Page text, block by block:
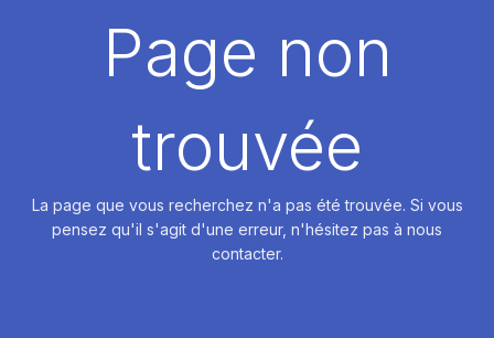
DÉMARRER
Page non
trouvée
La page que vous recherchez n'a pas été trouvée. Si vous
pensez qu'il s'agit d'une erreur, n'hésitez pas à nous
contacter.